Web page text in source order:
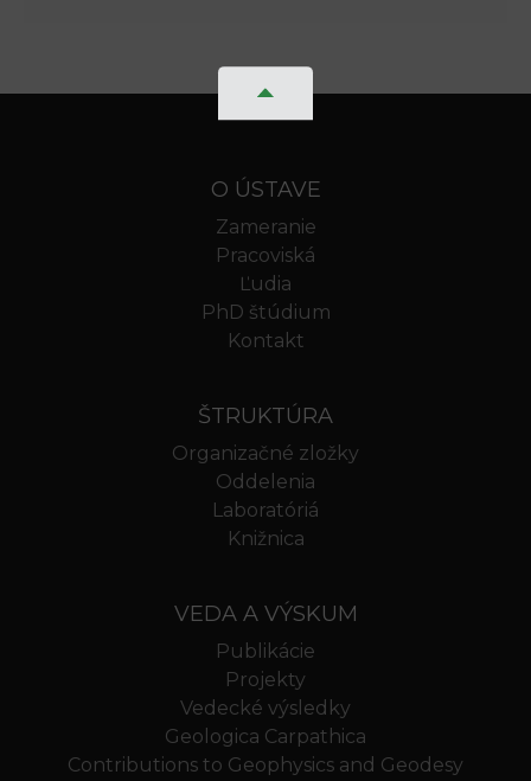
O ÚSTAVE
Zameranie
Pracoviská
Ľudia
PhD štúdium
Kontakt
ŠTRUKTÚRA
Organizačné zložky
Oddelenia
Laboratóriá
Knižnica
VEDA A VÝSKUM
Publikácie
Projekty
Vedecké výsledky
Geologica Carpathica
Contributions to Geophysics and Geodesy